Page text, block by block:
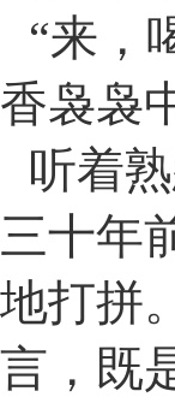
“来，
香袅袅
听着
三十年
地打拼
言，既